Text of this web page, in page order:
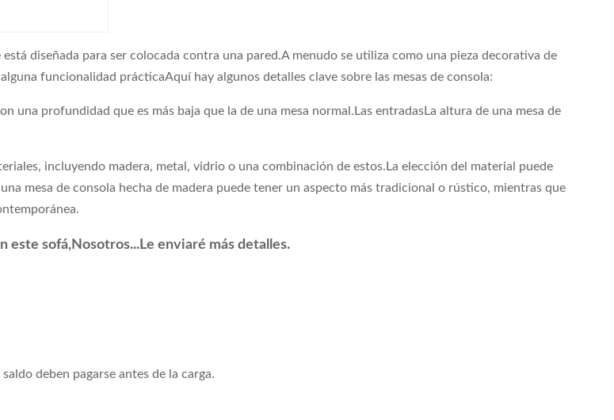
diseñada para ser colocada contra una pared.A menudo se utiliza como una pieza decorativa de
funcionalidad prácticaAquí hay algunos detalles clave sobre las mesas de consola:
una profundidad que es más baja que la de una mesa normal.Las entradasLa altura de una mesa de
incluyendo madera, metal, vidrio o una combinación de estos.La elección del material puede
mesa de consola hecha de madera puede tener un aspecto más tradicional o rústico, mientras que
este sofá,Nosotros... Le enviaré más detalles.
deben pagarse antes de la carga.